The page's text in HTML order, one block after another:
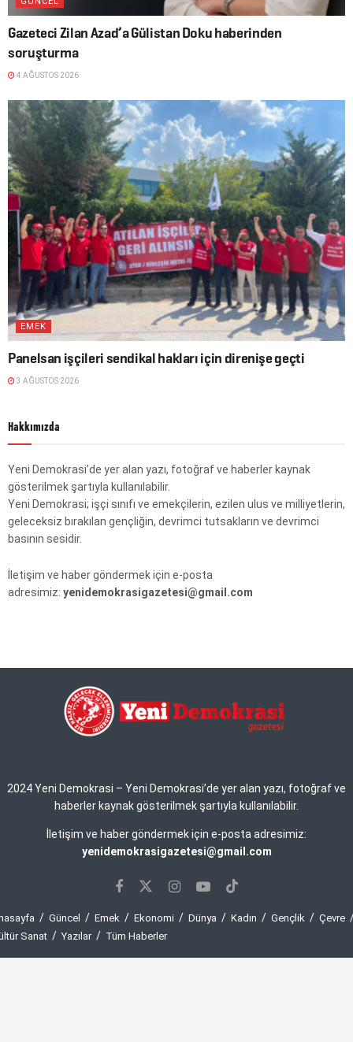
Gazeteci Zilan Azad’a Gülistan Doku haberinden
soruşturma
4 AĞUSTOS 2026
EMEK
Panelsan işçileri sendikal hakları için direnişe geçti
3 AĞUSTOS 2026
Hakkımızda
Yeni Demokrasi’de yer alan yazı, fotoğraf ve haberler kaynak
gösterilmek şartıyla kullanılabilir.
Yeni Demokrasi; işçi sınıfı ve emekçilerin, ezilen ulus ve milliyetlerin,
geleceksiz bırakılan gençliğin, devrimci tutsakların ve devrimci
basının sesidir.
İletişim ve haber göndermek için e-posta
adresimiz: yenidemokrasigazetesi@gmail.com
2024 Yeni Demokrasi – Yeni Demokrasi’de yer alan yazı, fotoğraf ve
haberler kaynak gösterilmek şartıyla kullanılabilir.
İletişim ve haber göndermek için e-posta adresimiz:
yenidemokrasigazetesi@gmail.com
Güncel Emek Ekonomi Dünya Kadın Gençlik
Çevre
Sanat
Yazılar Tüm Haberler